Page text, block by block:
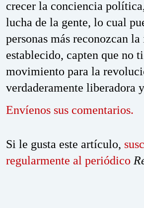
crecer la conciencia
lucha de la gente, lo cual
personas más reconozcan
establecido, capten que no
movimiento para la
verdaderamente liberadora
Envíenos sus comentarios.
Si le gusta este artículo,
regularmente al periódico